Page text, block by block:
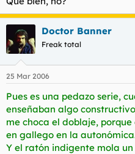
Doctor Banner
Freak total
25 Mar 2006
Pues es una pedazo serie,
enseñaban algo
me choca el doblaje,
en gallego en la
Y el ratón indigente mola